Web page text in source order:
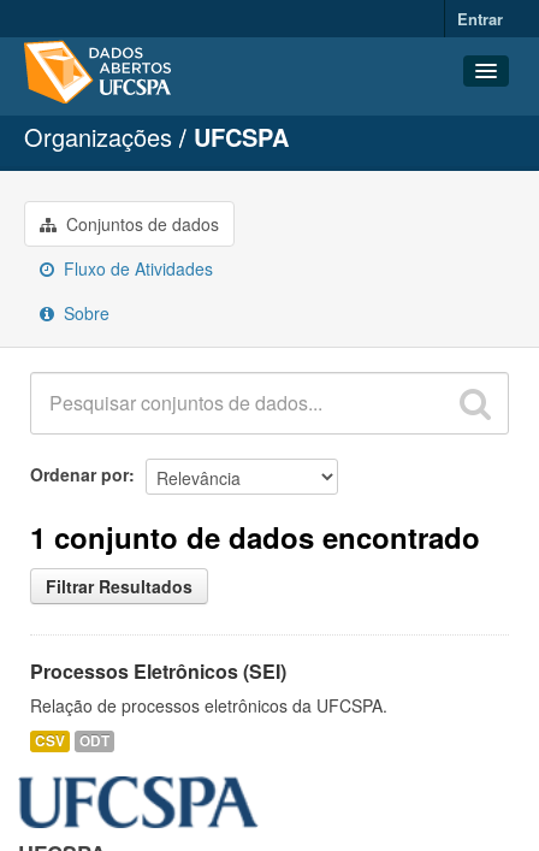
Entrar
Conjuntos de dados
Organizações
Grupos
Sobre
Organizações UFCSPA
Conjuntos de dados
Fluxo de Atividades
Sobre
Ordenar por
1 conjunto de dados encontrado
Filtrar Resultados
Processos Eletrônicos (SEI)
Relação de processos eletrônicos da UFCSPA.
CSV ODT